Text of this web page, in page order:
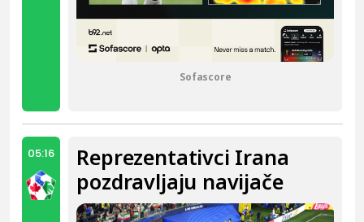
Sofascore
05:16
Reprezentativci Irana
pozdravljaju navijače